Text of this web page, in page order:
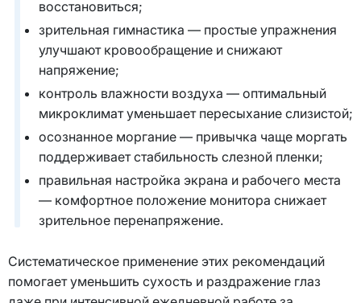
восстановиться;
зрительная гимнастика — простые упражнения
улучшают кровообращение и снижают
напряжение;
контроль влажности воздуха — оптимальный
микроклимат уменьшает пересыхание слизистой;
осознанное моргание — привычка чаще моргать
поддерживает стабильность слезной пленки;
правильная настройка экрана и рабочего места
— комфортное положение монитора снижает
зрительное перенапряжение.
Систематическое применение этих рекомендаций
помогает уменьшить сухость и раздражение глаз